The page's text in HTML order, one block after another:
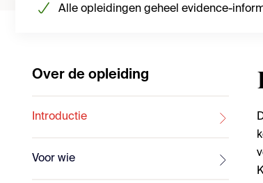
Alle opleidingen geheel evidence-
Over de opleiding
Introductie
Voor wie